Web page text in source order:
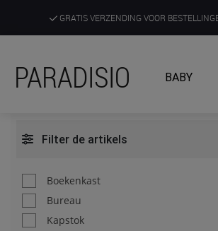
GRATIS VERZENDING VOOR
ONTDEK, BELEEF EN KRIJG ADVIES IN
PARADISIO BABY
Filter de artikels
Boekenkast
Bureau
Kapstok